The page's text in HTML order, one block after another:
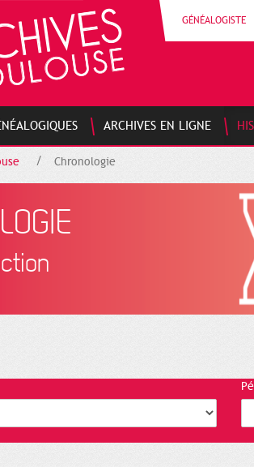
GÉNÉALOGISTE
ARCHIVES EN LIGNE
Chronologie